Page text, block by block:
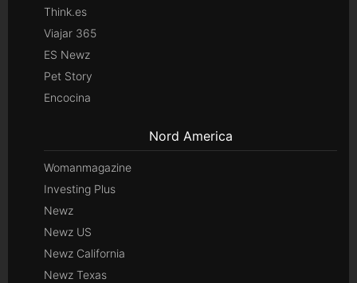
Think.es
Viajar 365
ES Newz
Pet Story
Encocina
Nord America
Womanmagazine
Investing Plus
Newz
Newz US
Newz California
Newz Texas